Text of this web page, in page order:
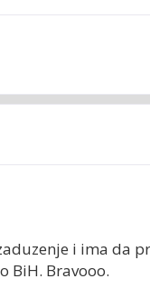
i ima da
BiH. Bravooo.